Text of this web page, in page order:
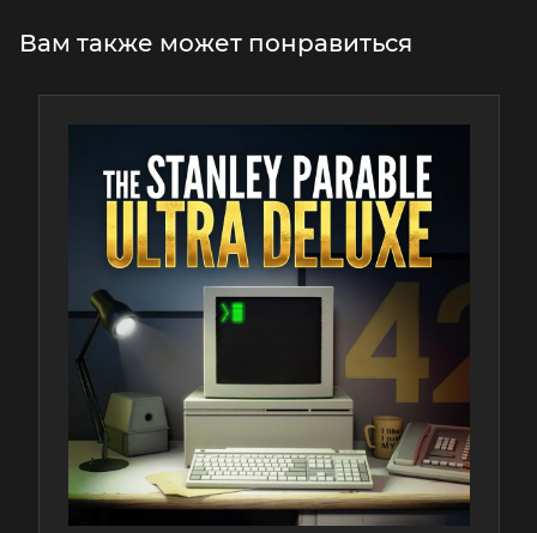
Вам также может понравиться